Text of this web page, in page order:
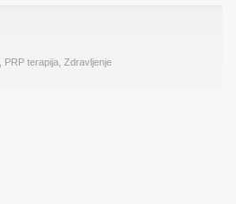
PRP terapija Zdravljenje